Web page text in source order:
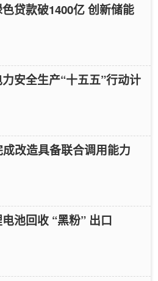
贷款破1400亿 创新储能
安全生产“十五五”行动计
改造具备联合调用能力
池回收 “黑粉” 出口